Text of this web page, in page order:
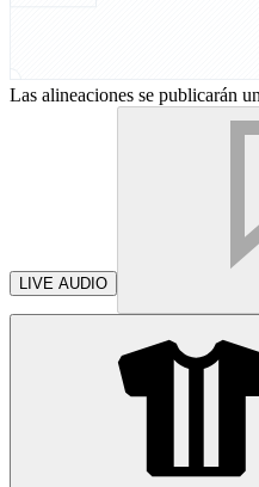
Las alineaciones se publicarán
LIVE AUDIO